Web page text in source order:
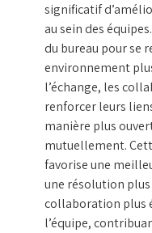
significatif
au sein des
du bureau pour se
environnement
l’échange, les
renforcer leurs
manière plus
mutuellement.
favorise une
une résolution
collaboration plus
l’équipe,